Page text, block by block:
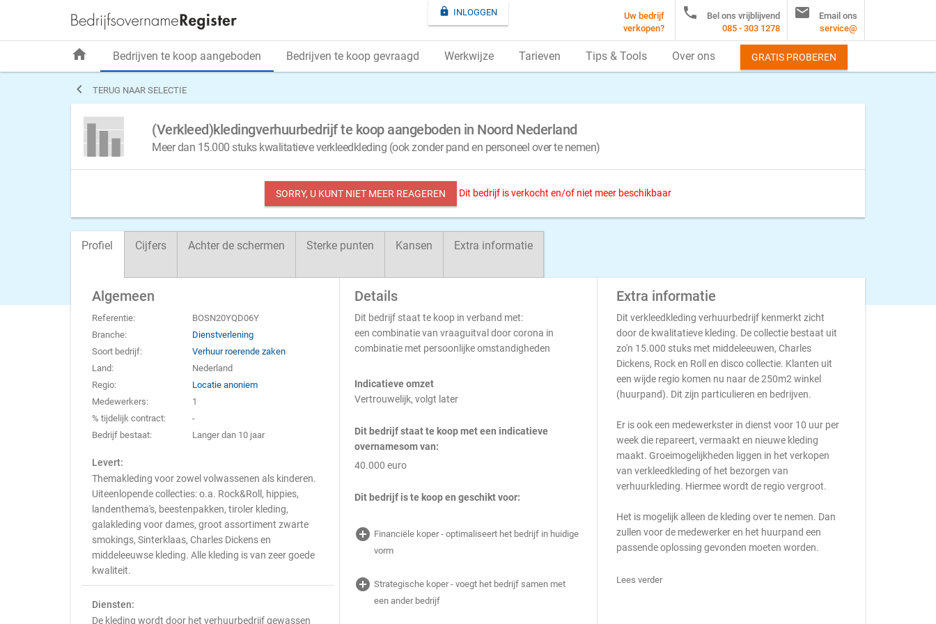
 TERUG NAAR SELECTIE
(Verkleed)kledingverhuurbedrijf te koop aangeboden in Noord Nederland
Meer dan 15.000 stuks kwalitatieve verkleedkleding (ook zonder pand en personeel over te nemen)
SORRY, U KUNT NIET MEER REAGEREN Dit bedrijf is verkocht en/of niet meer beschikbaar
Profiel Cijfers Achter de schermen Sterke punten Kansen Extra informatie
Algemeen
Referentie:
BOSN20YQD06Y
Branche:
Dienstverlening
Soort bedrijf:
Verhuur roerende zaken
Land:
Nederland
Regio:
Locatie anoniem
Medewerkers:
1
% tijdelijk contract:
-
Bedrijf bestaat:
Langer dan 10 jaar
Levert:
Themakleding voor zowel volwassenen als kinderen.
Uiteenlopende collecties: o.a. Rock&Roll, hippies,
landenthema's, beestenpakken, tiroler kleding,
galakleding voor dames, groot assortiment zwarte
smokings, Sinterklaas, Charles Dickens en
middeleeuwse kleding. Alle kleding is van zeer goede
kwaliteit.
Diensten:
De kleding wordt door het verhuurbedrijf gewassen
Details
Dit bedrijf staat te koop in verband met:
een combinatie van vraaguitval door corona in
combinatie met persoonlijke omstandigheden
Indicatieve omzet
Vertrouwelijk, volgt later
Dit bedrijf staat te koop met een indicatieve
overnamesom van:
40.000 euro
Dit bedrijf is te koop en geschikt voor:
add_circle Financiële koper - optimaliseert het bedrijf in huidige
vorm
add_circle Strategische koper - voegt het bedrijf samen met
een ander bedrijf
Extra informatie
Dit verkleedkleding verhuurbedrijf kenmerkt zicht
door de kwalitatieve kleding. De collectie bestaat uit
zo'n 15.000 stuks met middeleeuwen, Charles
Dickens, Rock en Roll en disco collectie. Klanten uit
een wijde regio komen nu naar de 250m2 winkel
(huurpand). Dit zijn particulieren en bedrijven.
Er is ook een medewerkster in dienst voor 10 uur per
week die repareert, vermaakt en nieuwe kleding
maakt. Groeimogelijkheden liggen in het verkopen
van verkleedkleding of het bezorgen van
verhuurkleding. Hiermee wordt de regio vergroot.
Het is mogelijk alleen de kleding over te nemen. Dan
zullen voor de medewerker en het huurpand een
passende oplossing gevonden moeten worden.
Lees verder
 INLOGGEN
Uw bedrijf
verkopen?

Bel ons vrijblijvend
085 - 303 1278

Email ons
service@
home Bedrijven te koop aangeboden Bedrijven te koop gevraagd Werkwijze Tarieven Tips & Tools Over ons GRATIS PROBEREN